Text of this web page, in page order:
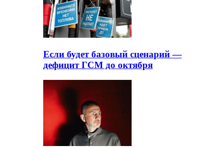
Если будет базовый сценарий —
дефицит ГСМ до октября